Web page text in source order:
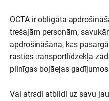
OCTA ir obligāta
trešajām personām,
apdrošināšana, kas
rasties transportlīdzekļa
pilnīgas bojāejas gadījumos.
Vai atradi atbildi uz savu